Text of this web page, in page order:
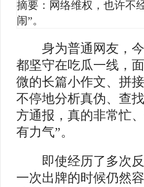
摘要：网络维权，也许不
闹”。
身为普通网友，今
都坚守在吃瓜一线，
微的长篇小作文、拼
不停地分析真伪、查
方通报，真的非常忙
有力气”。
即使经历了多次反
一次出牌的时候仍然